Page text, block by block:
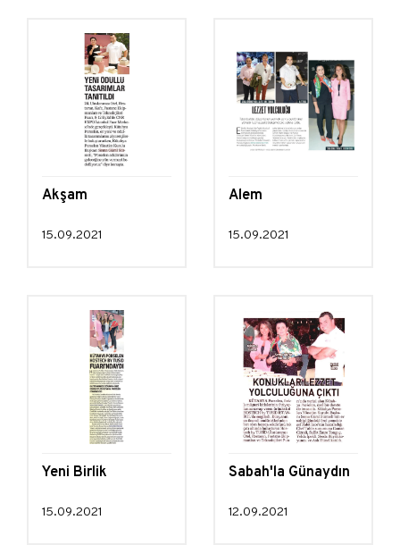
Akşam
15.09.2021
Alem
15.09.2021
Yeni Birlik
15.09.2021
Sabah'la Günaydın
12.09.2021